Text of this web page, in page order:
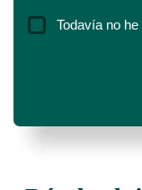
Todavía no